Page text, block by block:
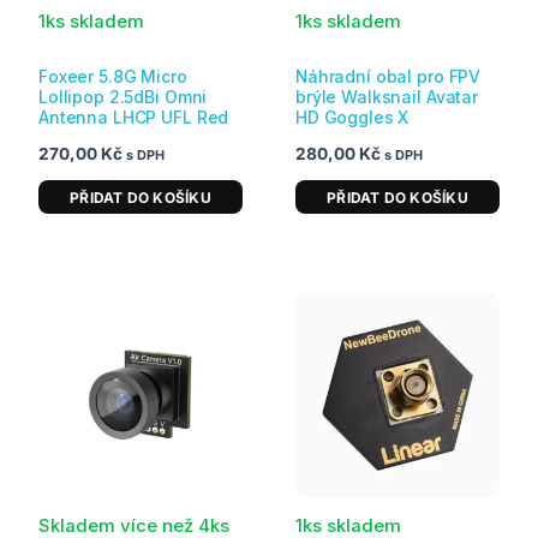
1ks skladem
Foxeer 5.8G Micro
Lollipop 2.5dBi Omni
Antenna LHCP UFL Red
270,00 Kč s DPH
PŘIDAT DO KOŠÍKU
1ks skladem
Náhradní obal pro FPV
brýle Walksnail Avatar
HD Goggles X
280,00 Kč s DPH
PŘIDAT DO KOŠÍKU
Skladem více než 4ks 1ks skladem